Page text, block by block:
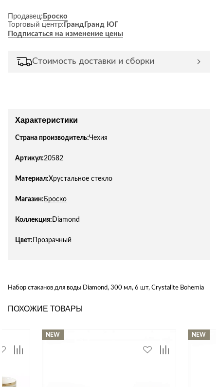
Продавец: Броско
Торговый центр: Гранд Гранд ЮГ
Подписаться на изменение цены
Стоимость доставки и сборки
Характеристики
Страна производитель:Чехия
Артикул:20582
Материал:Хрустальное стекло
Магазин: Броско
Коллекция: Diamond
Цвет: Прозрачный
Набор стаканов для воды Diamond, 300 мл, 6 шт, Crystalite Bohemia
ПОХОЖИЕ ТОВАРЫ
NEW NEW